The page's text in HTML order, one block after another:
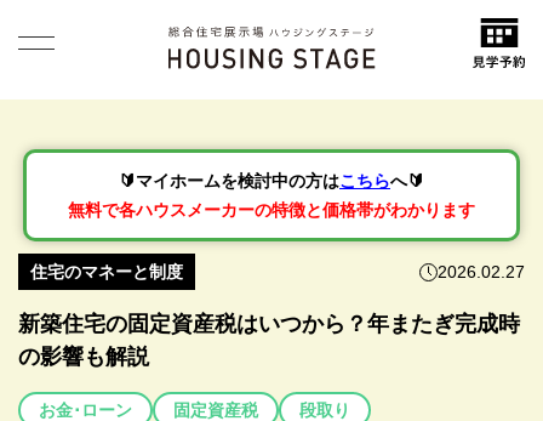
🔰マイホームを検討中の方はこちらへ🔰
無料で各ハウスメーカーの特徴と価格帯がわかります
住宅のマネーと制度 2026.02.27
新築住宅の固定資産税はいつから？年またぎ完成時
の影響も解説
お金･ローン 固定資産税 段取り